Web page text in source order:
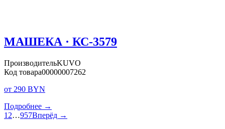
МАШЕКА · КС-3579
ПроизводительKUVO
Код товара00000007262
от 290 BYN
Подробнее →
1 2…957Вперёд →